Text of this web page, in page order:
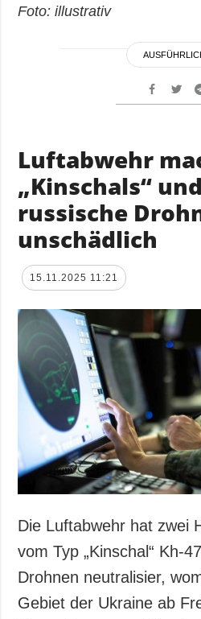
Foto: illustrativ
Luftabwehr
„Kinschals“
russische
unschädlich
15.11.2025 11:21
Die Luftabwehr hat zwei
vom Typ „Kinschal“ Kh-
Drohnen neutralisier,
Gebiet der Ukraine ab